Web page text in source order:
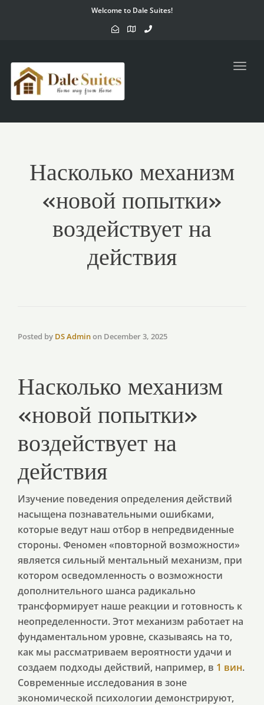
Welcome to Dale Suites!
Насколько механизм
«новой попытки»
воздействует на
действия
Posted by DS Adminon December 3, 2025
Насколько механизм
«новой попытки»
воздействует на
действия
Изучение поведения определения действий
насыщена познавательными ошибками,
которые ведут наш отбор в непредвиденные
стороны. Феномен «повторной возможности»
является сильный ментальный механизм, при
котором осведомленность о возможности
дополнительного шанса радикально
трансформирует наше реакции и готовность к
неопределенности. Этот механизм работает на
фундаментальном уровне, сказываясь на то,
как мы рассматриваем вероятности удачи и
создаем подходы действий, например, в 1 вин.
Современные исследования в зоне
экономической психологии демонстрируют,